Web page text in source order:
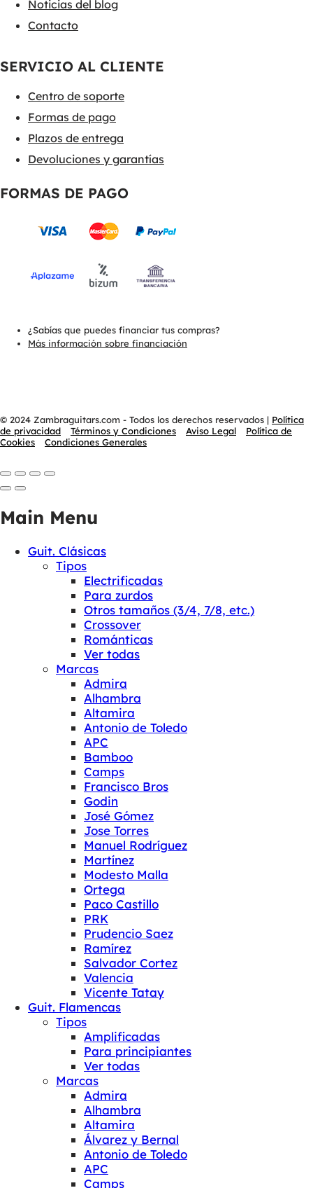
Noticias del blog
Contacto
SERVICIO AL CLIENTE
Centro de soporte
Formas de pago
Plazos de entrega
Devoluciones y garantías
FORMAS DE PAGO
¿Sabías que puedes financiar tus compras?
Más información sobre financiación
© 2024 Zambraguitars.com - Todos los derechos reservados | Política
de privacidad
Términos y Condiciones Aviso Legal
Política de
Cookies
Condiciones Generales
Main Menu
Guit. Clásicas
Tipos
Electrificadas
Para zurdos
Otros tamaños (3/4, 7/8, etc.)
Crossover
Románticas
Ver todas
Marcas
Admira
Alhambra
Altamira
Antonio de Toledo
APC
Bamboo
Camps
Francisco Bros
Godin
José Gómez
Jose Torres
Manuel Rodríguez
Martínez
Modesto Malla
Ortega
Paco Castillo
PRK
Prudencio Saez
Ramírez
Salvador Cortez
Valencia
Vicente Tatay
Guit. Flamencas
Tipos
Amplificadas
Para principiantes
Ver todas
Marcas
Admira
Alhambra
Altamira
Álvarez y Bernal
Antonio de Toledo
APC
Camps